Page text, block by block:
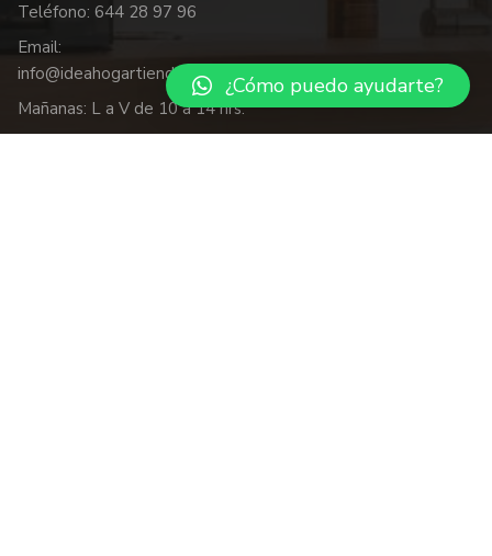
Teléfono: 644 28 97 96
Email:
info@ideahogartienda.com
Mañanas: L a V de 10 a 14 hrs.
¿Cómo puedo ayudarte?